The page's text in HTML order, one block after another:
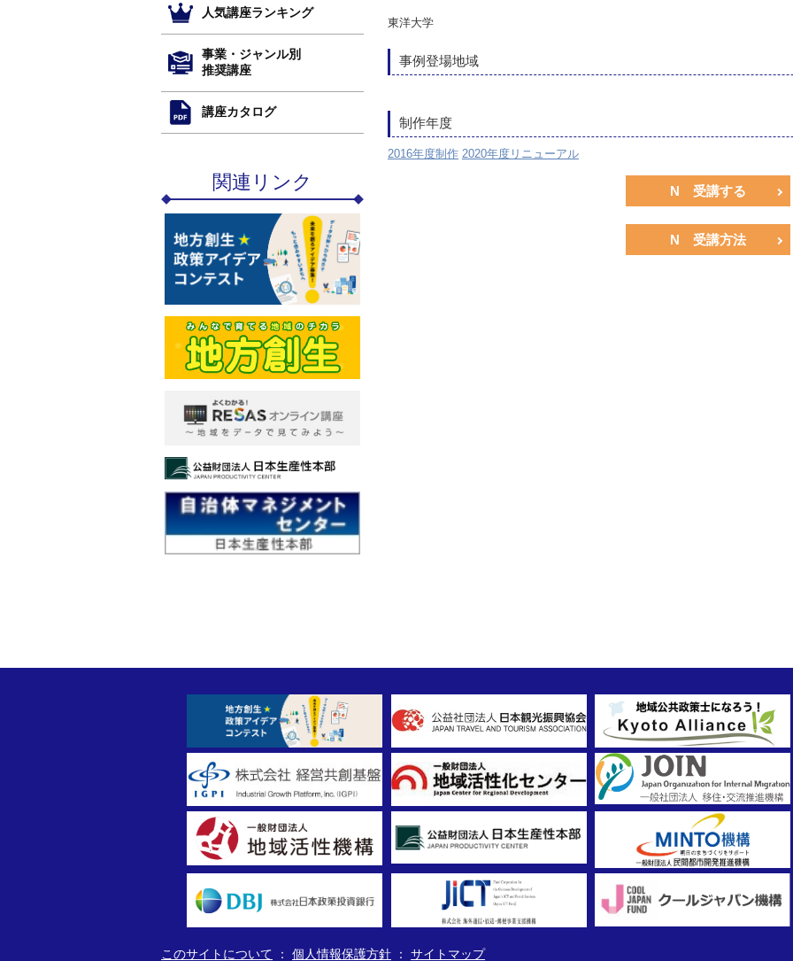
人気講座ランキング
事業・ジャンル別
推奨講座
講座カタログ
関連リンク
東洋大学
事例登場地域
制作年度
2016年度制作 2020年度リニューアル
N 受講する
N 受講方法
このサイトについて 個人情報保護方針 サイトマップ